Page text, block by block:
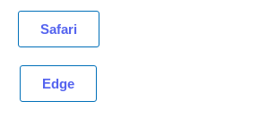
Safari
Edge